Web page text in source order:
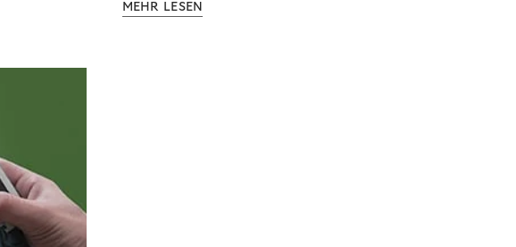
Ergebnisse, um zu erfahren, wie Sie
MEHR LESEN